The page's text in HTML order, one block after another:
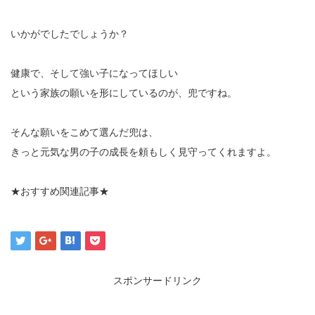
いかがでしたでしょうか？
健康で、そして強い子になってほしい
という家族の願いを形にしているのが、兜ですね。
そんな願いをこめて選んだ兜は、
きっと元気な男の子の成長を頼もしく見守ってくれますよ。
★おすすめ関連記事★
スポンサードリンク